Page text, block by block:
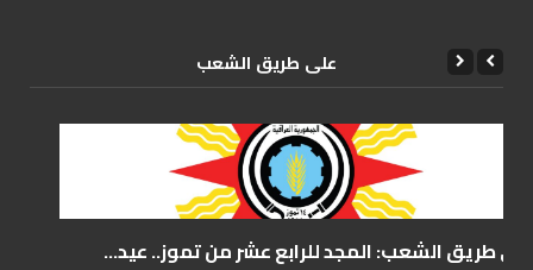
علی طریق الشعب
على طريق الشعب: المجد للرابع عشر من تموز.. عيد...